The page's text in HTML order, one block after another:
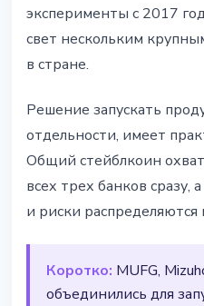
эксперименты с 2017
свет нескольким
в стране.
Решение запускать
отдельности, имеет
Общий стейблкоин
всех трех банков
и риски
Коротко: MUFG,
объединились для